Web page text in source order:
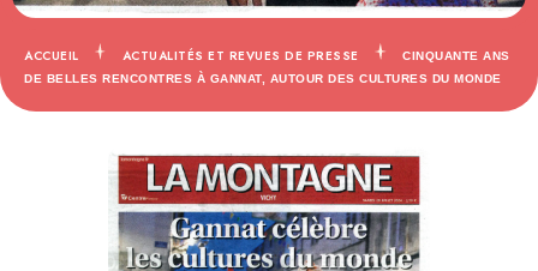
ACCUEIL ACTUALITÉS ET REVUES DE PRESSE
CINQUANTE ANS
DE BELLES RENCONTRES À GANNAT, AUTOUR DES CULTURES DU MONDE